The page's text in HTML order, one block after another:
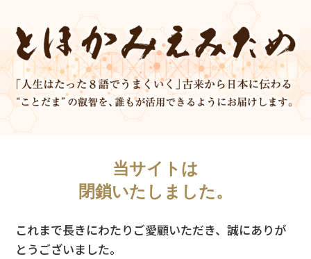
当サイトは
閉鎖いたしました。
これまで長きにわたりご愛顧いただき、誠にありが
とうございました。